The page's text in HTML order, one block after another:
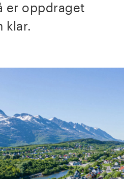
er oppdraget
klar.